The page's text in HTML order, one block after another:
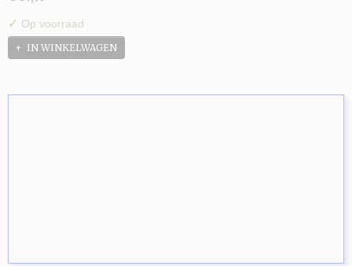
✓ Op voorraad
IN WINKELWAGEN